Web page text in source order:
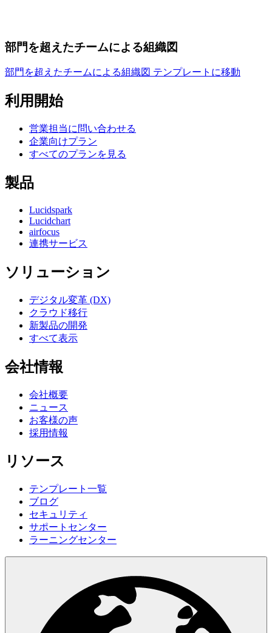
部門を超えたチームによる組織図
部門を超えたチームによる組織図 テンプレートに移動
利用開始
営業担当に問い合わせる
企業向けプラン
すべてのプランを見る
製品
Lucidspark
Lucidchart
airfocus
連携サービス
ソリューション
デジタル変革 (DX)
クラウド移行
新製品の開発
すべて表示
会社情報
会社概要
ニュース
お客様の声
採用情報
リソース
テンプレート一覧
ブログ
セキュリティ
サポートセンター
ラーニングセンター